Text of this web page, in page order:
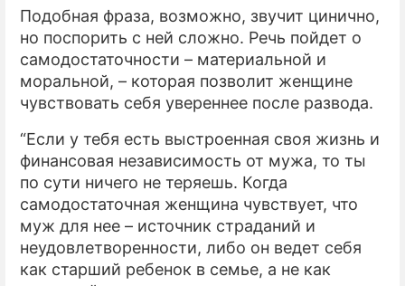
Подобная фраза, возможно, звучит цинично,
но поспорить с ней сложно. Речь пойдет о
самодостаточности – материальной и
моральной, – которая позволит женщине
чувствовать себя увереннее после развода.
“Если у тебя есть выстроенная своя жизнь и
финансовая независимость от мужа, то ты
по сути ничего не теряешь. Когда
самодостаточная женщина чувствует, что
муж для нее – источник страданий и
неудовлетворенности, либо он ведет себя
как старший ребенок в семье, а не как